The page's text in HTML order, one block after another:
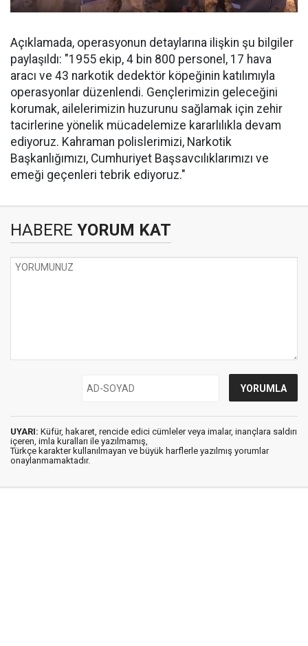
Açıklamada, operasyonun detaylarına ilişkin şu bilgiler
paylaşıldı: "1955 ekip, 4 bin 800 personel, 17 hava
aracı ve 43 narkotik dedektör köpeğinin katılımıyla
operasyonlar düzenlendi. Gençlerimizin geleceğini
korumak, ailelerimizin huzurunu sağlamak için zehir
tacirlerine yönelik mücadelemize kararlılıkla devam
ediyoruz. Kahraman polislerimizi, Narkotik
Başkanlığımızı, Cumhuriyet Başsavcılıklarımızı ve
emeği geçenleri tebrik ediyoruz."
HABERE YORUM KAT
UYARI: Küfür, hakaret, rencide edici cümleler veya imalar, inançlara saldırı
içeren, imla kuralları ile yazılmamış,
Türkçe karakter kullanılmayan ve büyük harflerle yazılmış yorumlar
onaylanmamaktadır.